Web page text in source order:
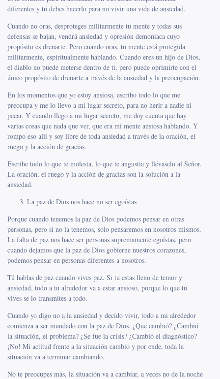
diferentes y tú debes hacerlo para no vivir una vida de ansiedad.
Cuando no oras, desproteges militarmente tu mente y todas sus
defensas se bajan, vendrá ansiedad y opresión demoniaca cuyo
propósito es drenarte. Pero cuando oras, tu mente está protegida
militarmente, espiritualmente hablando. Cuando eres un hijo de Dios,
el diablo no puede meterse dentro de ti, pero puede oprimirte con el
único propósito de drenarte a través de la ansiedad y la preocupación.
En los momentos que yo estoy ansiosa, escribo todo lo que me
preocupa y me lo llevo a mi lugar secreto, para no herir a nadie ni
pecar. Y cuando llego a mi lugar secreto, me doy cuenta que hay
varias cosas que nada que ver, que era mi mente ansiosa hablando. Y
rompo eso allí y soy libre de toda ansiedad a través de la oración, el
ruego y la acción de gracias.
Escribe todo lo que te molesta, lo que te angustia y llévaselo al Señor.
La oración, el ruego y la acción de gracias son la solución a la
ansiedad.
La paz de Dios nos hace no ser egoístas
Porque cuando tenemos la paz de Dios podemos pensar en otras
personas, pero si no la tenemos, solo pensaremos en nosotros mismos.
La falta de paz nos hace ser personas supremamente egoístas, pero
cuando dejamos que la paz de Dios gobierne nuestros corazones,
podemos pensar en personas diferentes a nosotros.
Tú hablas de paz cuando vives paz. Si tu estas lleno de temor y
ansiedad, todo a tu alrededor va a estar ansioso, porque lo que tú
vives se lo transmites a todo.
Cuando yo digo no a la ansiedad y decido vivir, todo a mi alrededor
comienza a ser inundado con la paz de Dios. ¿Qué cambió? ¿Cambió
la situación, el problema? ¿Se fue la crisis? ¿Cambió el diagnóstico?
¡No! Mi actitud frente a la situación cambio y por ende, toda la
situación va a terminar cambiando.
No te preocupes más, la situación va a cambiar, a veces no de la noche